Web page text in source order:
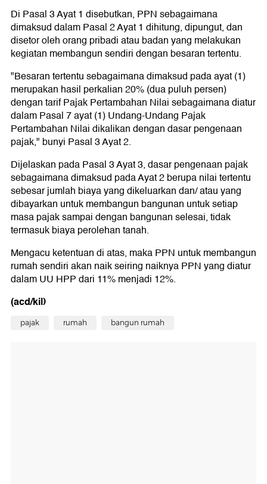
Di Pasal 3 Ayat 1 disebutkan, PPN sebagaimana
dimaksud dalam Pasal 2 Ayat 1 dihitung, dipungut, dan
disetor oleh orang pribadi atau badan yang melakukan
kegiatan membangun sendiri dengan besaran tertentu.
"Besaran tertentu sebagaimana dimaksud pada ayat (1)
merupakan hasil perkalian 20% (dua puluh persen)
dengan tarif Pajak Pertambahan Nilai sebagaimana diatur
dalam Pasal 7 ayat (1) Undang-Undang Pajak
Pertambahan Nilai dikalikan dengan dasar pengenaan
pajak," bunyi Pasal 3 Ayat 2.
Dijelaskan pada Pasal 3 Ayat 3, dasar pengenaan pajak
sebagaimana dimaksud pada Ayat 2 berupa nilai tertentu
sebesar jumlah biaya yang dikeluarkan dan/ atau yang
dibayarkan untuk membangun bangunan untuk setiap
masa pajak sampai dengan bangunan selesai, tidak
termasuk biaya perolehan tanah.
Mengacu ketentuan di atas, maka PPN untuk membangun
rumah sendiri akan naik seiring naiknya PPN yang diatur
dalam UU HPP dari 11% menjadi 12%.
(acd/kil)
pajak rumah bangun rumah